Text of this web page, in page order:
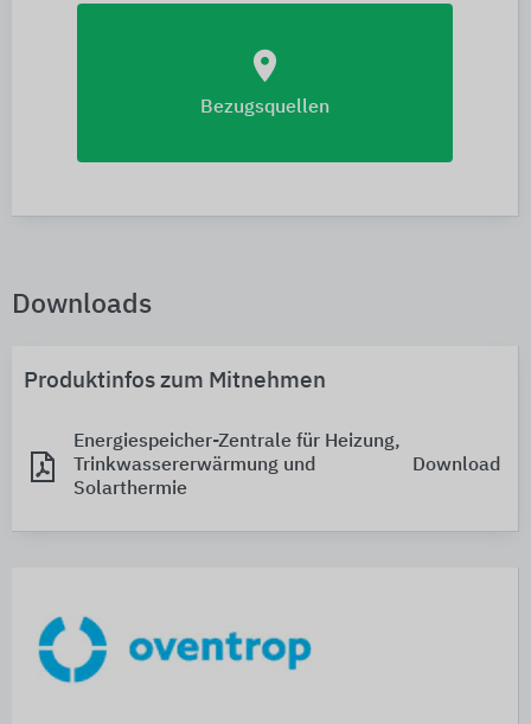
location_on
Bezugsquellen
Downloads
Produktinfos zum Mitnehmen
Energiespeicher-Zentrale für Heizung,
Trinkwassererwärmung und
Solarthermie
Download